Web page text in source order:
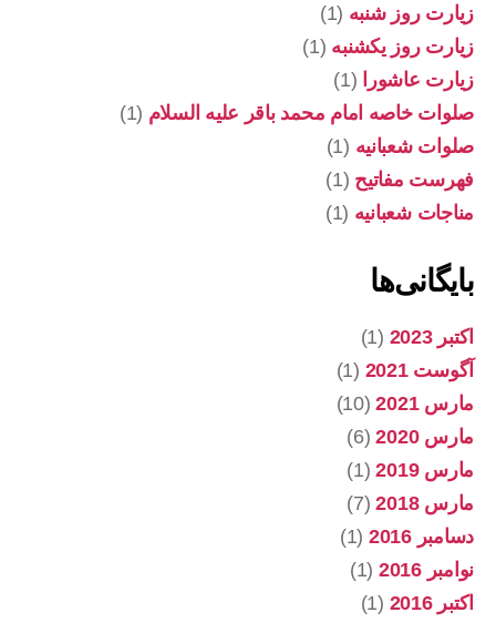
زیارت روز شنبه (1)
زیارت روز یکشنبه (1)
زیارت عاشورا
(1)
صلوات خاصه امام محمد باقر علیه السلام (1)
صلوات شعبانیه (1)
فهرست مفاتیح (1)
مناجات شعبانیه (1)
بایگانی‌ها
اکتبر 2023
(1)
آگوست 2021
(1)
مارس 2021
(10)
مارس 2020
(6)
مارس 2019
(1)
مارس 2018
(7)
دسامبر 2016
(1)
نوامبر 2016
(1)
اکتبر 2016
(1)